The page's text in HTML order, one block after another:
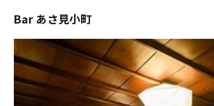
Bar あさ見小町